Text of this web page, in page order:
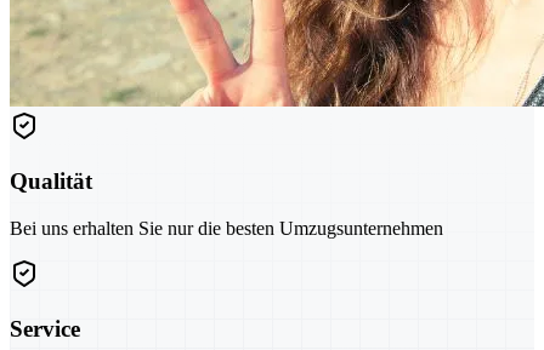
Qualität
Bei uns erhalten Sie nur die besten Umzugsunternehmen
Service